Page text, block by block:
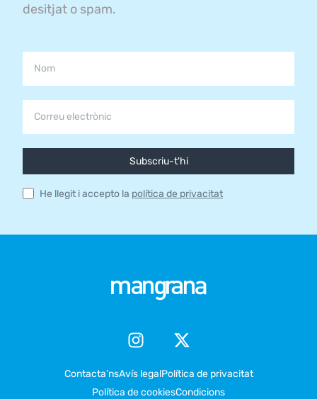
desitjat o spam.
Subscriu-t'hi
He llegit i accepto la política de privacitat
Contacta’nsAvís legalPolítica de privacitat
Política de cookiesCondicions